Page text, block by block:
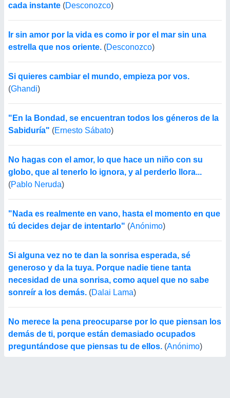
cada instante (Desconozco)
Ir sin amor por la vida es como ir por el mar sin una
estrella que nos oriente. (Desconozco)
Si quieres cambiar el mundo, empieza por vos.
(Ghandi)
"En la Bondad, se encuentran todos los géneros de la
Sabiduría" (Ernesto Sábato)
No hagas con el amor, lo que hace un niño con su
globo, que al tenerlo lo ignora, y al perderlo llora...
(Pablo Neruda)
"Nada es realmente en vano, hasta el momento en que
tú decides dejar de intentarlo" (Anónimo)
Si alguna vez no te dan la sonrisa esperada, sé
generoso y da la tuya. Porque nadie tiene tanta
necesidad de una sonrisa, como aquel que no sabe
sonreír a los demás. (Dalai Lama)
No merece la pena preocuparse por lo que piensan los
demás de ti, porque están demasiado ocupados
preguntándose que piensas tu de ellos. (Anónimo)